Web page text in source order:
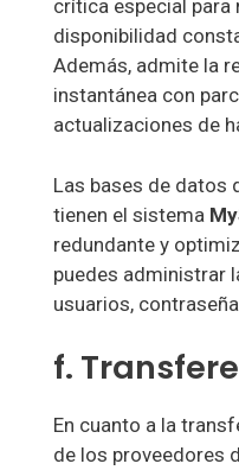
crítica especial para
disponibilidad
Además, admite la
instantánea con
actualizaciones de
Las bases de datos
tienen el sistema
redundante y
puedes administrar
usuarios,
f.
En cuanto a la
de los proveedores